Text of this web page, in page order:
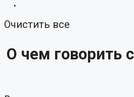
Очистить все
О чем говорить